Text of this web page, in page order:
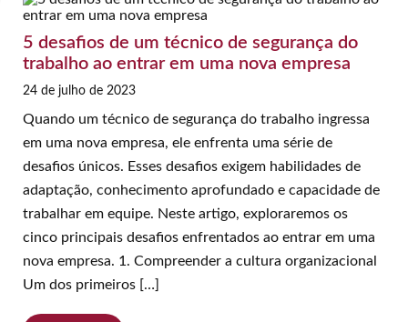
5 desafios de um técnico de segurança do
trabalho ao entrar em uma nova empresa
24 de julho de 2023
Quando um técnico de segurança do trabalho ingressa
em uma nova empresa, ele enfrenta uma série de
desafios únicos. Esses desafios exigem habilidades de
adaptação, conhecimento aprofundado e capacidade de
trabalhar em equipe. Neste artigo, exploraremos os
cinco principais desafios enfrentados ao entrar em uma
nova empresa. 1. Compreender a cultura organizacional
Um dos primeiros […]